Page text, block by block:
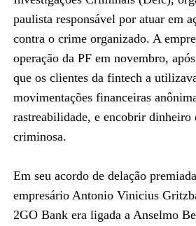
paulista responsável por atuar em
contra o crime organizado. A
operação da PF em novembro,
que os clientes da fintech a
movimentações financeiras
rastreabilidade, e encobrir dinheiro
criminosa.
Em seu acordo de delação
empresário Antonio Vinicius
2GO Bank era ligada a Anselmo